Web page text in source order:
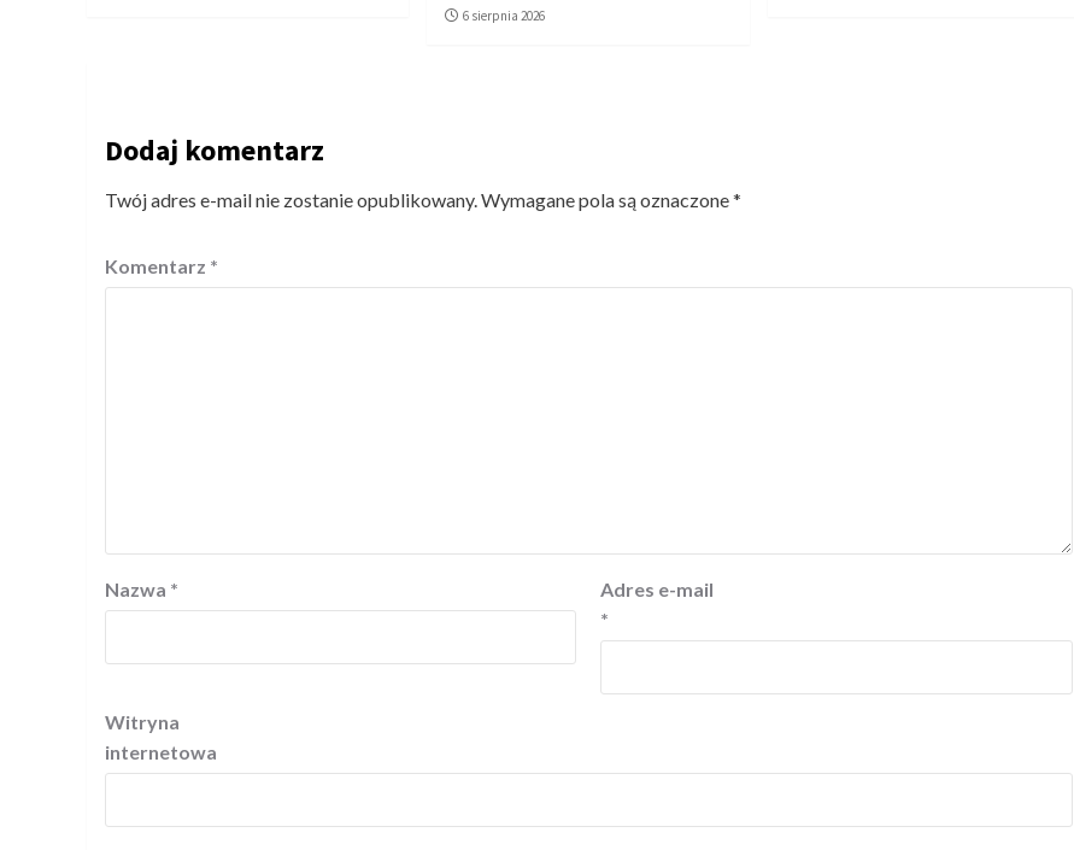
6 sierpnia 2026
Dodaj komentarz
Twój adres e-mail nie zostanie opublikowany.Wymagane pola są oznaczone*
Komentarz *
Nazwa *
Adres e-mail
*
Witryna
internetowa